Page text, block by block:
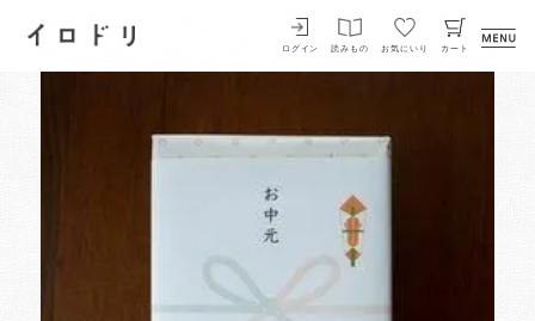
イロドリ
ログイン 読みもの お気にいり カート